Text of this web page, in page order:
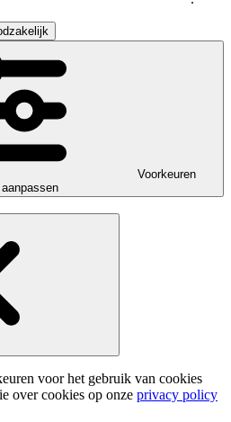
Voorkeuren
aanpassen
voor het gebruik van cookies
over cookies op onze privacy policy